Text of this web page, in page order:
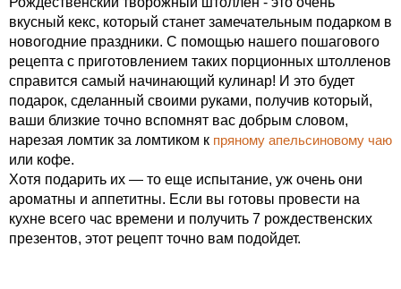
вкусный кекс, который станет замечательным подарком в
новогодние праздники. С помощью нашего пошагового
рецепта с приготовлением таких порционных штолленов
справится самый начинающий кулинар! И это будет
подарок, сделанный своими руками, получив который,
ваши близкие точно вспомнят вас добрым словом,
нарезая ломтик за ломтиком к пряному апельсиновому чаю
или кофе.
Хотя подарить их — то еще испытание, уж очень они
ароматны и аппетитны. Если вы готовы провести на
кухне всего час времени и получить 7 рождественских
презентов, этот рецепт точно вам подойдет.